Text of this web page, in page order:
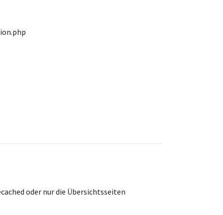
oder nur die Übersichtsseiten